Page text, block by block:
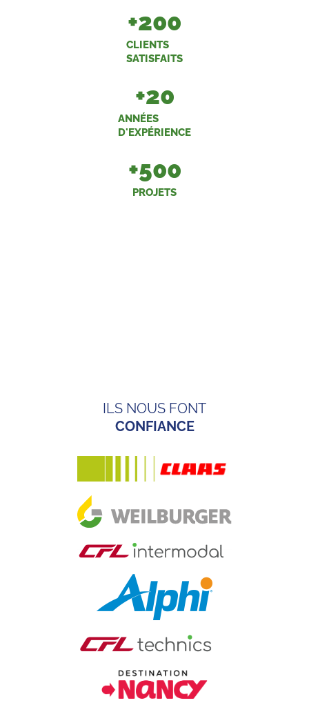
CLIENTS
SATISFAITS
+200
ANNÉES
D'EXPÉRIENCE
+20
PROJETS
+500
ILS NOUS FONT
CONFIANCE